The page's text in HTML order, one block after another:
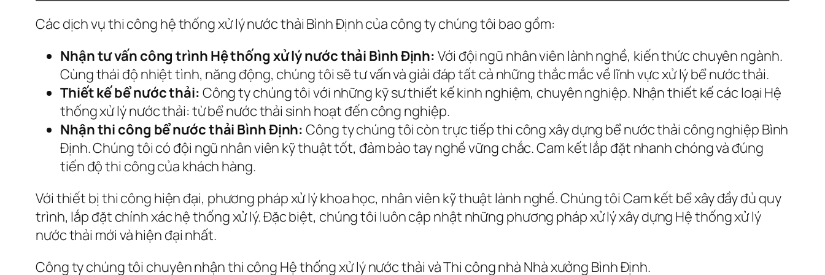
Các dịch vụ thi công hệ thống xử lý nước thải Bình Định của công ty chúng tôi bao gồm:
Nhận tư vấn công trình Hệ thống xử lý nước thải Bình Định: Với đội ngũ nhân viên lành nghề, kiến thức chuyên ngành.
Cùng thái độ nhiệt tình, năng động, chúng tôi sẽ tư vấn và giải đáp tất cả những thắc mắc về lĩnh vực xử lý bể nước thải.
Thiết kế bể nước thải: Công ty chúng tôi với những kỹ sư thiết kế kinh nghiệm, chuyên nghiệp. Nhận thiết kế các loại Hệ
thống xử lý nước thải: từ bể nước thải sinh hoạt đến công nghiệp.
Nhận thi công bể nước thải Bình Định: Công ty chúng tôi còn trực tiếp thi công xây dựng bể nước thải công nghiệp Bình
Định. Chúng tôi có đội ngũ nhân viên kỹ thuật tốt, đảm bảo tay nghề vững chắc. Cam kết lắp đặt nhanh chóng và đúng
tiến độ thi công của khách hàng.
Với thiết bị thi công hiện đại, phương pháp xử lý khoa học, nhân viên kỹ thuật lành nghề. Chúng tôi Cam kết bể xây đầy đủ quy
trình, lắp đặt chính xác hệ thống xử lý. Đặc biệt, chúng tôi luôn cập nhật những phương pháp xử lý xây dựng Hệ thống xử lý
nước thải mới và hiện đại nhất.
Công ty chúng tôi chuyên nhận thi công Hệ thống xử lý nước thải và Thi công nhà Nhà xưởng Bình Định.